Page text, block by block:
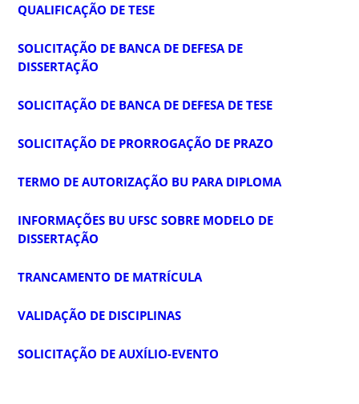
QUALIFICAÇÃO DE TESE
SOLICITAÇÃO DE BANCA DE DEFESA DE
DISSERTAÇÃO
SOLICITAÇÃO DE BANCA DE DEFESA DE TESE
SOLICITAÇÃO DE PRORROGAÇÃO DE PRAZO
TERMO DE AUTORIZAÇÃO BU PARA DIPLOMA
INFORMAÇÕES BU UFSC SOBRE MODELO DE
DISSERTAÇÃO
TRANCAMENTO DE MATRÍCULA
VALIDAÇÃO DE DISCIPLINAS
SOLICITAÇÃO DE AUXÍLIO-EVENTO